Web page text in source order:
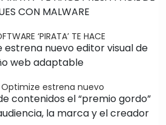
‘PIRATA’ TE HACE
estrena nuevo